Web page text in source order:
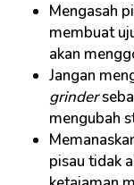
Mengasah
membuat
akan
Jangan
grinder
mengubah
pisau tidak